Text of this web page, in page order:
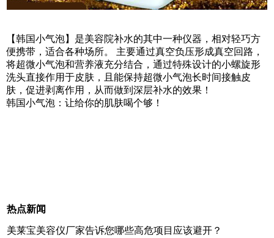
【韩国小气泡】是美容院补水的其中一种仪器，相对轻巧方
便携带，适合各种场所。 主要通过真空负压形成真空回路，
将超微小气泡和营养液充分结合，通过特殊设计的小螺旋形
洗头直接作用于皮肤，且能保持超微小气泡长时间接触皮
肤，促进剥离作用，从而做到深层补水的效果！
韩国小气泡：让给你的肌肤喝个够！
热点新闻
美莱宝美容仪厂家告诉您哪些高危项目应该避开？